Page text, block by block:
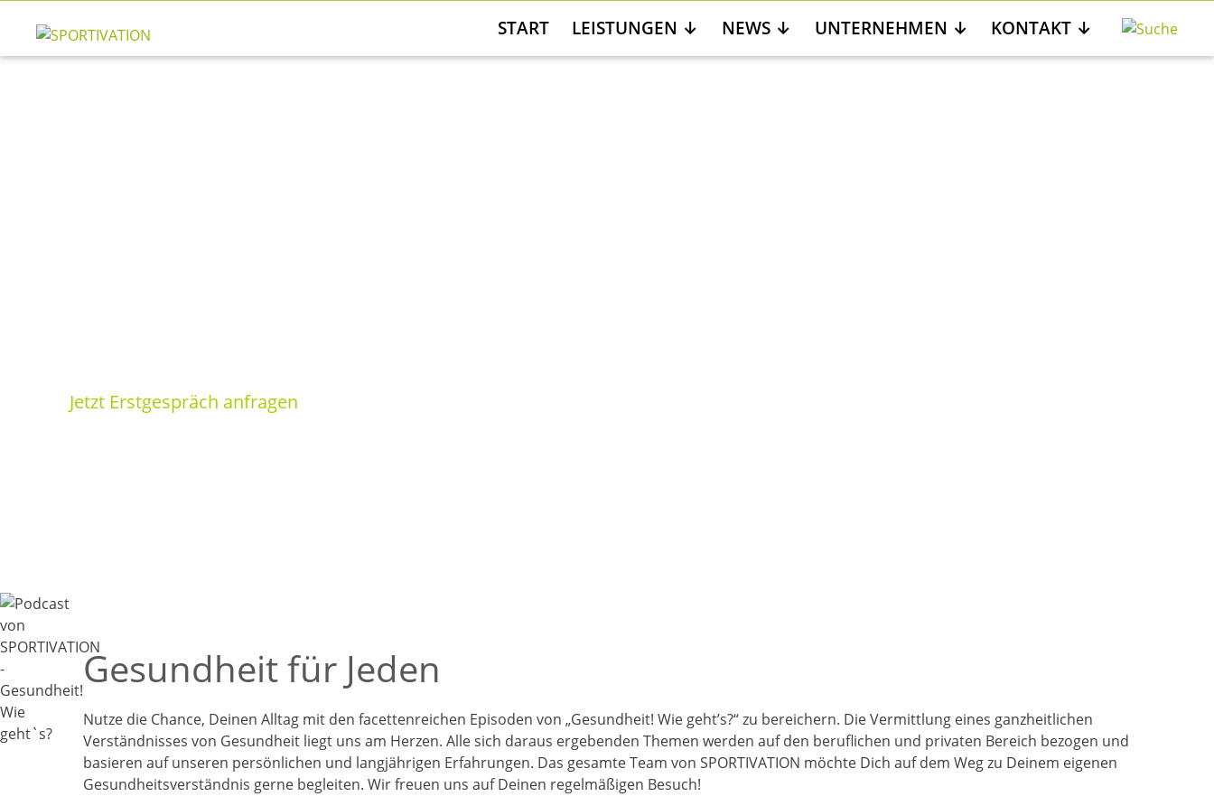
START LEISTUNGEN NEWS UNTERNEHMEN KONTAKT
Jetzt Erstgespräch anfragen
Gesundheit für Jeden
Nutze die Chance, Deinen Alltag mit den facettenreichen Episoden von „Gesundheit! Wie geht’s?“ zu bereichern. Die Vermittlung eines ganzheitlichen
Verständnisses von Gesundheit liegt uns am Herzen. Alle sich daraus ergebenden Themen werden auf den beruflichen und privaten Bereich bezogen und
basieren auf unseren persönlichen und langjährigen Erfahrungen. Das gesamte Team von SPORTIVATION möchte Dich auf dem Weg zu Deinem eigenen
Gesundheitsverständnis gerne begleiten. Wir freuen uns auf Deinen regelmäßigen Besuch!